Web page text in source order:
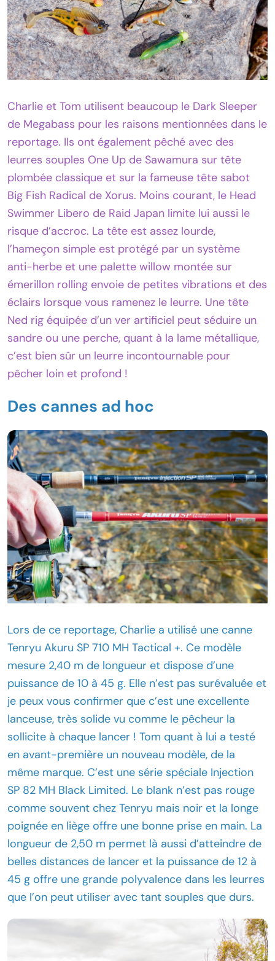
Charlie et Tom utilisent beaucoup le Dark Sleeper
de Megabass pour les raisons mentionnées dans le
reportage. Ils ont également pêché avec des
leurres souples One Up de Sawamura sur tête
plombée classique et sur la fameuse tête sabot
Big Fish Radical de Xorus. Moins courant, le Head
Swimmer Libero de Raid Japan limite lui aussi le
risque d’accroc. La tête est assez lourde,
l’hameçon simple est protégé par un système
anti-herbe et une palette willow montée sur
émerillon rolling envoie de petites vibrations et des
éclairs lorsque vous ramenez le leurre. Une tête
Ned rig équipée d’un ver artificiel peut séduire un
sandre ou une perche, quant à la lame métallique,
c’est bien sûr un leurre incontournable pour
pêcher loin et profond !
Des cannes ad hoc
Lors de ce reportage, Charlie a utilisé une canne
Tenryu Akuru SP 710 MH Tactical +. Ce modèle
mesure 2,40 m de longueur et dispose d’une
puissance de 10 à 45 g. Elle n’est pas surévaluée et
je peux vous confirmer que c’est une excellente
lanceuse, très solide vu comme le pêcheur la
sollicite à chaque lancer ! Tom quant à lui a testé
en avant-première un nouveau modèle, de la
même marque. C’est une série spéciale Injection
SP 82 MH Black Limited. Le blank n’est pas rouge
comme souvent chez Tenryu mais noir et la longe
poignée en liège offre une bonne prise en main. La
longueur de 2,50 m permet là aussi d’atteindre de
belles distances de lancer et la puissance de 12 à
45 g offre une grande polyvalence dans les leurres
que l’on peut utiliser avec tant souples que durs.